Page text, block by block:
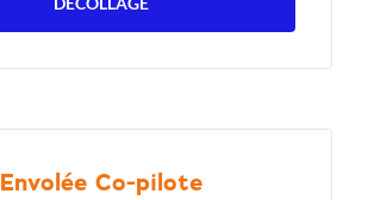
Envolée Co-pilote